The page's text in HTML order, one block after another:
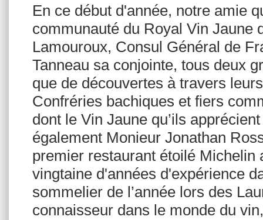
En ce début d'année, notre amie
communauté du Royal Vin Jaune
Lamouroux, Consul Général de
Tanneau sa conjointe, tous deux
que de découvertes à travers
Confréries bachiques et fiers
dont le Vin Jaune qu’ils
également Monieur Jonathan
premier restaurant étoilé Michelin
vingtaine d'années d'expérience
sommelier de l’année lors des
connaisseur dans le monde du